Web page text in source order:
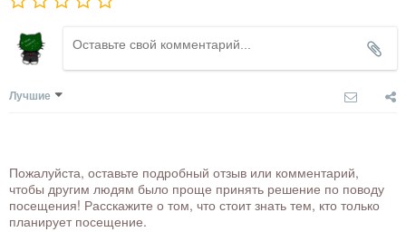
Лучшие
Пожалуйста, оставьте подробный отзыв или комментарий,
чтобы другим людям было проще принять решение по поводу
посещения! Расскажите о том, что стоит знать тем, кто только
планирует посещение.